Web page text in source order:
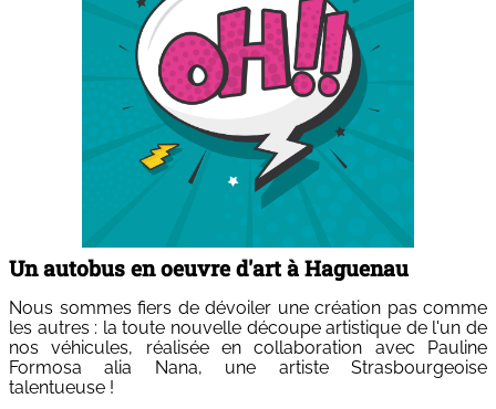
Un autobus en oeuvre d'art à Haguenau
Nous sommes fiers de dévoiler une création pas comme
les autres : la toute nouvelle découpe artistique de l'un de
nos véhicules, réalisée en collaboration avec Pauline
Formosa alia Nana, une artiste Strasbourgeoise
talentueuse !